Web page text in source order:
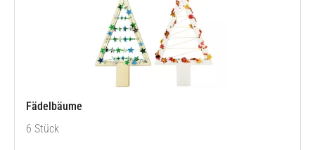
Fädelbäume
6 Stück